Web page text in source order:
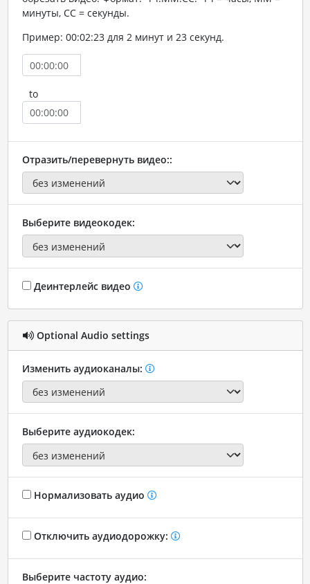
минуты, СС = секунды.
Пример: 00:02:23 для 2 минут и 23 секунд.
to
Отразить/перевернуть видео::
Выберите видеокодек:
Деинтерлейс видео
Optional Audio settings
Изменить аудиоканалы:
Выберите аудиокодек:
Нормализовать аудио
Отключить аудиодорожку:
Выберите частоту аудио: